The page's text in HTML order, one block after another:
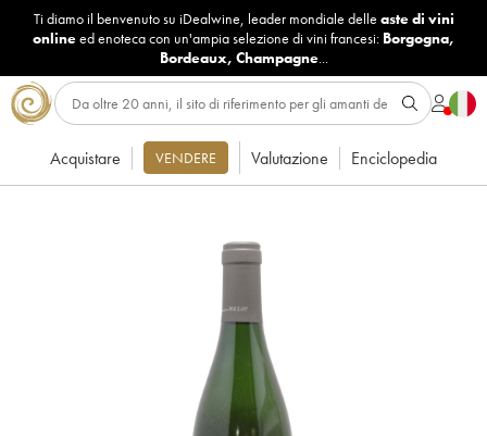
Ti diamo il benvenuto su iDealwine, leader mondiale delle aste di vini
onlineed enoteca con un'ampia selezione di vini francesi: Borgogna,
Bordeaux, Champagne...
Acquistare VENDERE Valutazione Enciclopedia